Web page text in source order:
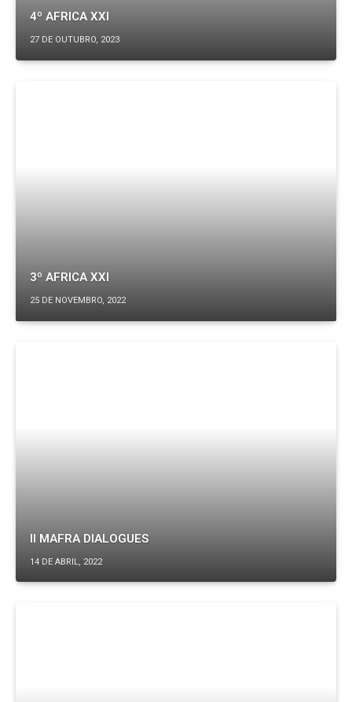
4º AFRICA XXI
27 DE OUTUBRO, 2023
3º AFRICA XXI
25 DE NOVEMBRO, 2022
II MAFRA DIALOGUES
14 DE ABRIL, 2022